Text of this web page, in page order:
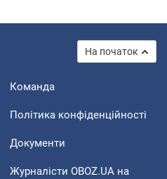
На початок
Команда
Політика конфіденційності
Документи
Журналісти OBOZ.UA на